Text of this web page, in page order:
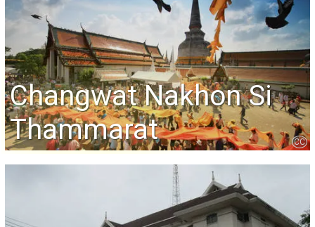
Changwat Nakhon Si
Thammarat
CC